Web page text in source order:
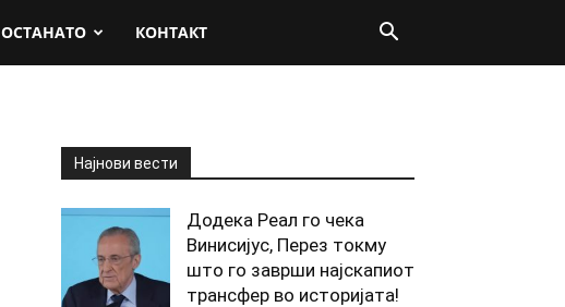
ОСТАНАТО КОНТАКТ
Најнови вести
Додека Реал го чека
Винисијус, Перез токму
што го заврши најскапиот
трансфер во историјата!